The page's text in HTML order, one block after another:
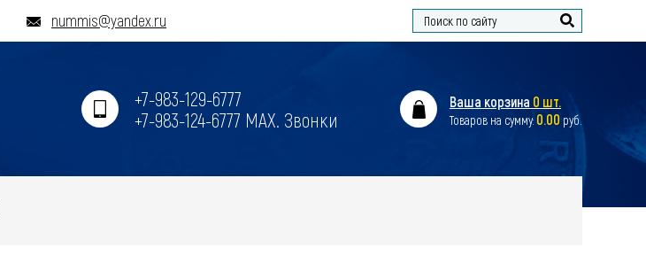
nummis@yandex.ru Найти
+7-983-129-6777
+7-983-124-6777 MAX. Звонки
Ваша корзина 0 шт.
Товаров на сумму: 0.00руб.